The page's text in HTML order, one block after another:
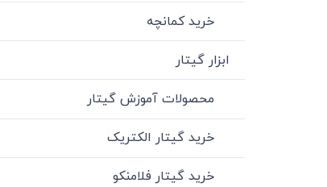
خرید کمانچه
ابزار گیتار
محصولات آموزش گیتار
خرید گیتار الکتریک
خرید گیتار فلامنکو